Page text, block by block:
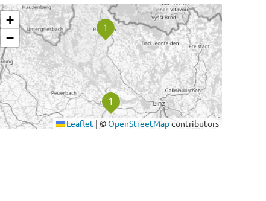
+
−
Leaflet | ©OpenStreetMapcontributors